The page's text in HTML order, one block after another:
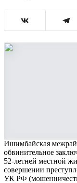
Ишимбайская
обвинительное
52-летней местной
совершении
УК РФ